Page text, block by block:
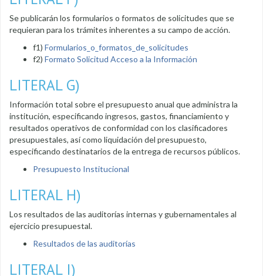
Se publicarán los formularios o formatos de solicitudes que se
requieran para los trámites inherentes a su campo de acción.
f1) Formularios_o_formatos_de_solicitudes
f2) Formato Solicitud Acceso a la Información
LITERAL G)
Información total sobre el presupuesto anual que administra la
institución, especificando ingresos, gastos, financiamiento y
resultados operativos de conformidad con los clasificadores
presupuestales, así como liquidación del presupuesto,
especificando destinatarios de la entrega de recursos públicos.
Presupuesto Institucional
LITERAL H)
Los resultados de las auditorías internas y gubernamentales al
ejercicio presupuestal.
Resultados de las auditorías
LITERAL I)